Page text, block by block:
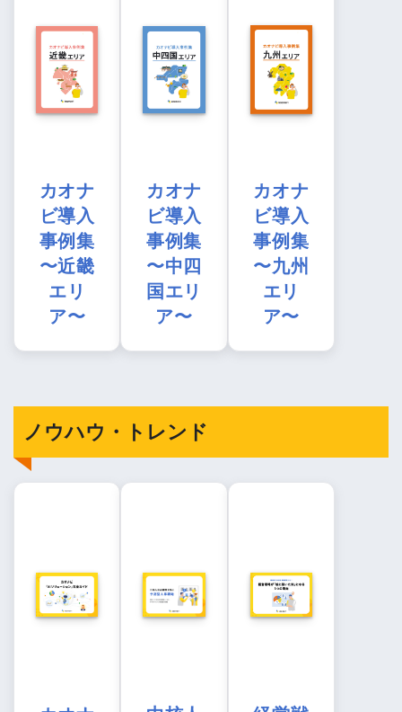
カオナ
ビ導入
事例集
〜近畿
エリ
ア〜
カオナ
ビ導入
事例集
〜中四
国エリ
ア〜
カオナ
ビ導入
事例集
〜九州
エリ
ア〜
ノウハウ・トレンド